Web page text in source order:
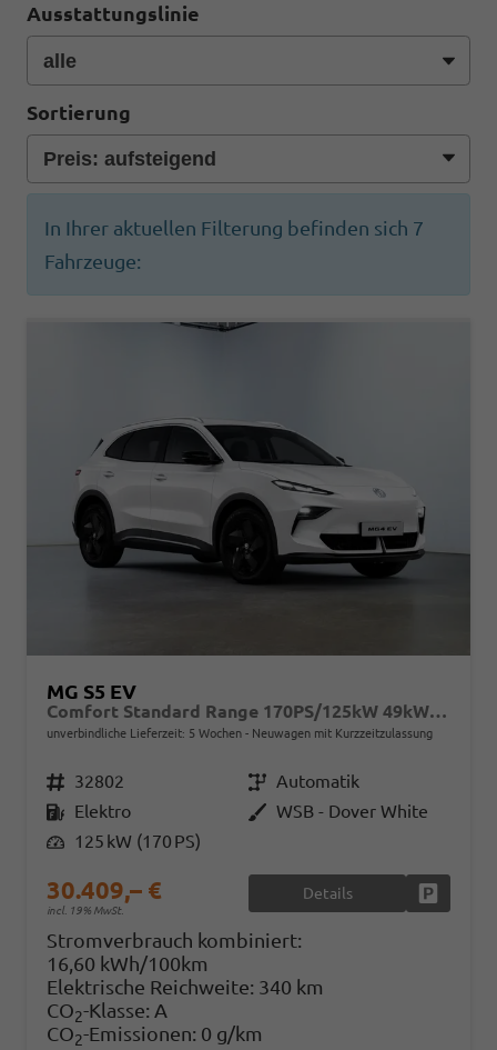
Ausstattungslinie
Sortierung
In Ihrer aktuellen Filterung befinden sich 7
Fahrzeuge:
MG S5 EV
Comfort Standard Range 170PS/125kW 49kWh 2025 | +7-Jahre/150.000km Werksgarantie
unverbindliche Lieferzeit: 5 Wochen Neuwagen mit Kurzzeitzulassung
Fahrzeugnr. 32802 GetriebeAutomatik
Kraftstoff Elektro AußenfarbeWSB - Dover White
Leistung 125 kW (170 PS)
30.409,– €
incl. 19% MwSt.
Details
Stromverbrauch kombiniert:
16,60 kWh/100km
Elektrische Reichweite: 340 km
CO2-Klasse: A
CO2-Emissionen: 0 g/km